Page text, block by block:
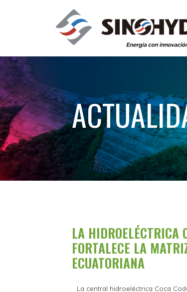
LA HIDROELÉCTRICA
FORTALECE LA
ECUATORIANA
La central hidroeléctrica Coca